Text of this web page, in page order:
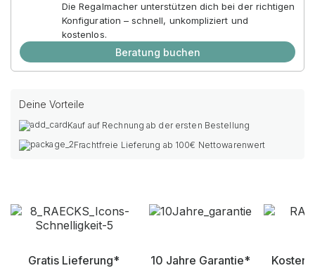
Die Regalmacher unterstützen dich bei der richtigen
Konfiguration – schnell, unkompliziert und
kostenlos.
Beratung buchen
Deine Vorteile
Kauf auf Rechnung ab der ersten Bestellung
Frachtfreie Lieferung ab 100€ Nettowarenwert
Gratis Lieferung* 10 Jahre Garantie*